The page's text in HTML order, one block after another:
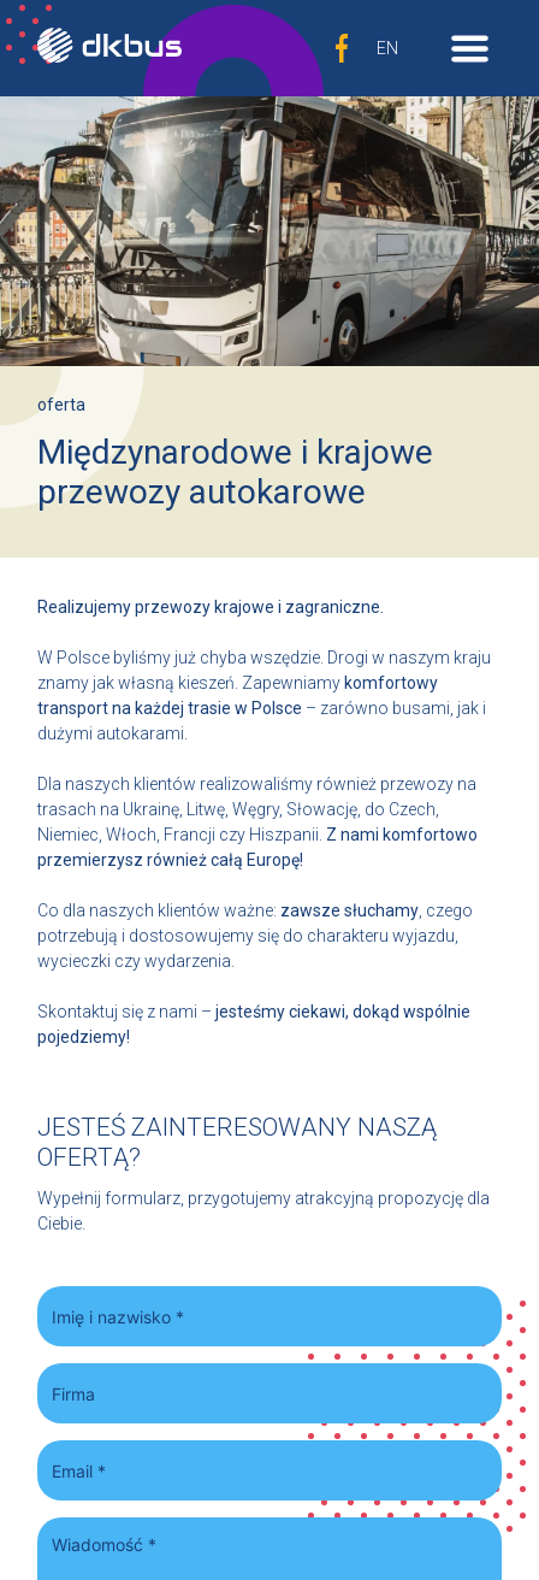
EN
oferta
Międzynarodowe i krajowe
przewozy autokarowe
Realizujemy przewozy krajowe i zagraniczne.
W Polsce byliśmy już chyba wszędzie. Drogi w naszym kraju
znamy jak własną kieszeń. Zapewniamy komfortowy
transport na każdej trasie w Polsce – zarówno busami, jak i
dużymi autokarami.
Dla naszych klientów realizowaliśmy również przewozy na
trasach na Ukrainę, Litwę, Węgry, Słowację, do Czech,
Niemiec, Włoch, Francji czy Hiszpanii. Z nami komfortowo
przemierzysz również całą Europę!
Co dla naszych klientów ważne: zawsze słuchamy , czego
potrzebują i dostosowujemy się do charakteru wyjazdu,
wycieczki czy wydarzenia.
Skontaktuj się z nami –jesteśmy ciekawi, dokąd wspólnie
pojedziemy!
JESTEŚ ZAINTERESOWANY NASZĄ
OFERTĄ?
Wypełnij formularz, przygotujemy atrakcyjną propozycję dla
Ciebie.